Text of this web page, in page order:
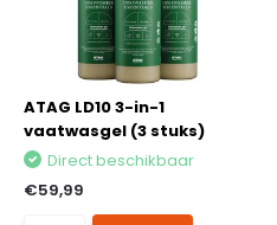
ATAG LD10 3-in-1
vaatwasgel (3 stuks)
Direct beschikbaar
€59,99